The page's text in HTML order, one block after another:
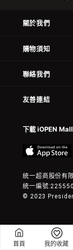
首頁 我的收藏
關於我們
購物須知
聯絡我們
友善連結
下載 iOPEN
統一超商股份有
統一編號
© 2023